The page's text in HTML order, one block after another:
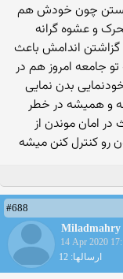
هستن چون خودش هم
و عشوه گرانه
گزاشتن اندامش باعث
جامعه امروز هم در
بدن نمایی
و همیشه در خطر
امان موندن از
رو کنترل کنن میشه
#688
14 Apr 2020
ارسالها: 12